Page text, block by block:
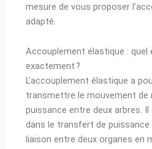
mesure de vous proposer
adapté.
Accouplement élastique : quel
exactement ?
L’accouplement élastique a
transmettre le mouvement de
puissance entre deux arbres.
dans le transfert de puissance
liaison entre deux organes en